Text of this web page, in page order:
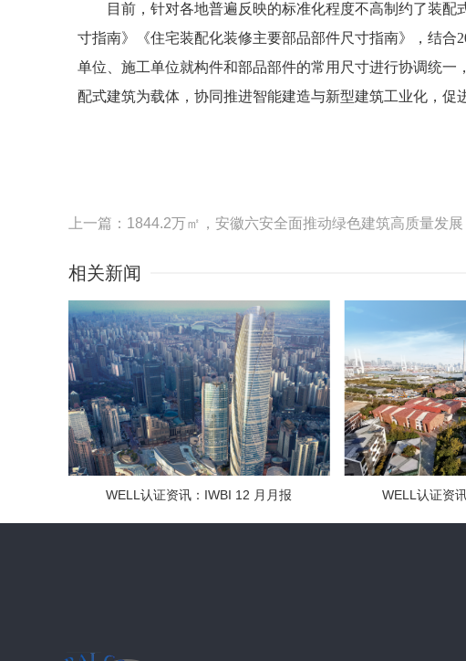
目前，针对各地普遍反映的标准化程度不高制约了装配
寸指南》《住宅装配化装修主要部品部件尺寸指南》，结合
单位、施工单位就构件和部品部件的常用尺寸进行协调统
配式建筑为载体，协同推进智能建造与新型建筑工业化，促
上一篇：1844.2万㎡，安徽六安全面推动绿色建筑高质量发展
相关新闻
WELL认证资讯：IWBI 12 月月报 WELL认证资